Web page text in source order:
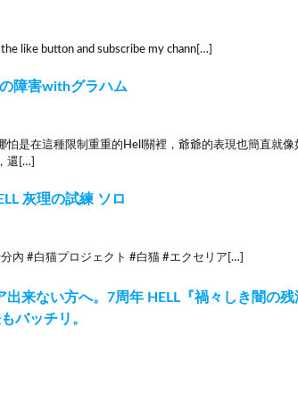
like button and subscribe my chann[…]
障害withグラハム
怕是在這種限制重重的Hell關裡，爺爺的表現也簡直就
還[…]
灰理の試練 ソロ
內 #白猫プロジェクト #白猫 #エクセリア[…]
出来ない方へ。7周年 HELL『禍々しき闇の
バッチリ。